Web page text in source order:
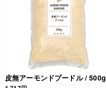
皮無アーモンドプードル / 500g